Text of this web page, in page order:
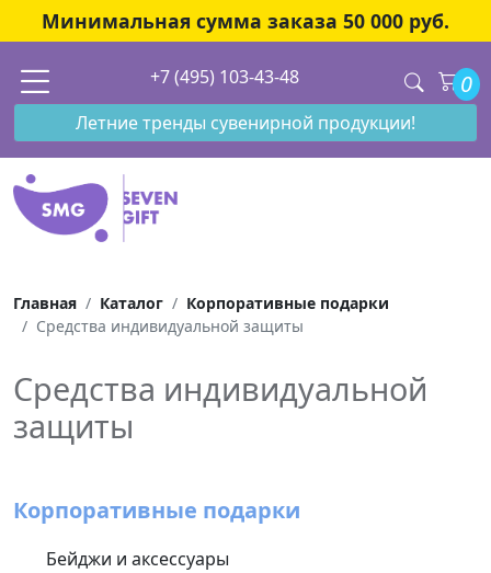
Минимальная сумма заказа 50 000 руб.
+7 (495) 103-43-48 0
Летние тренды сувенирной продукции!
Главная Каталог
Корпоративные подарки
Средства индивидуальной защиты
Средства индивидуальной
защиты
Корпоративные подарки
Бейджи и аксессуары